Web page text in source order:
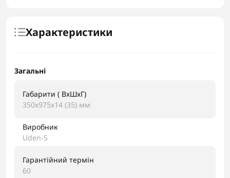
Характеристики
Загальні
Габарити ( ВхШхГ)
350х975х14 (35) мм
Виробник
Uden-S
Гарантійний термін
60